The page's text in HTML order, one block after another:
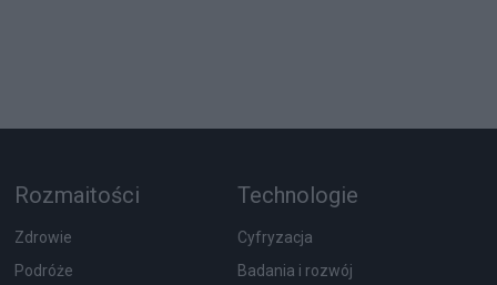
Rozmaitości
Zdrowie
Podróże
Technologie
Cyfryzacja
Badania i rozwój